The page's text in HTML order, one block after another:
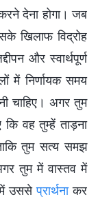
देना होगा। जब
खिलाफ विद्रोह
और स्वार्थपूर्ण
में निर्णायक समय
चाहिए। अगर तुम
वह तुम्हें ताड़ना
तुम सत्य समझ
तुम में वास्तव में
में उससेप्रार्थनाकर